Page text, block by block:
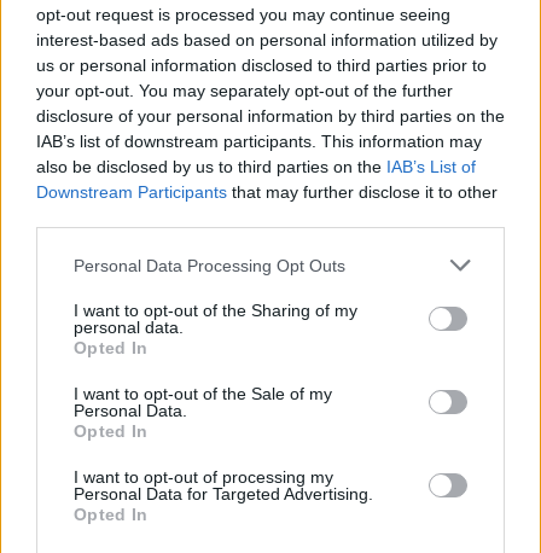
opt-out request is processed you may continue seeing
interest-based ads based on personal information utilized by
us or personal information disclosed to third parties prior to
your opt-out. You may separately opt-out of the further
disclosure of your personal information by third parties on the
IAB’s list of downstream participants. This information may
also be disclosed by us to third parties on the IAB’s List of
Downstream Participants that may further disclose it to other
Personal Data Processing Opt Outs
I want to opt-out of the Sharing of my
personal data.
Opted In
I want to opt-out of the Sale of my
Personal Data.
Opted In
I want to opt-out of processing my
Personal Data for Targeted Advertising.
Opted In
CONDIVIDERE:
VALUTARE: